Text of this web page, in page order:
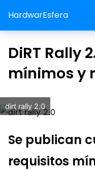
HardwarEsfera
DiRT Rally
mínimos y
dirt rally 2.0
Se publican
requisitos